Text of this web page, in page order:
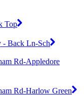
Top
- Back Ln-Sch
Rd-Appledore
Rd-Harlow Green